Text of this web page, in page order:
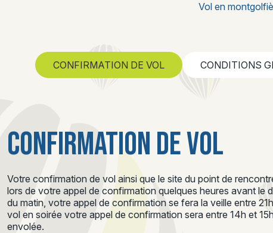
Vol en
CONFIRMATION DE VOL CONDITIONS
CONFIRMATION DE VOL
Votre confirmation de vol ainsi que le site du point de
lors de votre appel de confirmation quelques heures avant le
du matin, votre appel de confirmation se fera la veille entre
vol en soirée votre appel de confirmation sera entre 14h et
envolée.